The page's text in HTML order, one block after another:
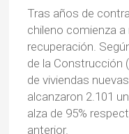
Tras años de
chileno comienza
recuperación.
de la Construcción
de viviendas
alcanzaron 2.101
alza de 95%
anterior.